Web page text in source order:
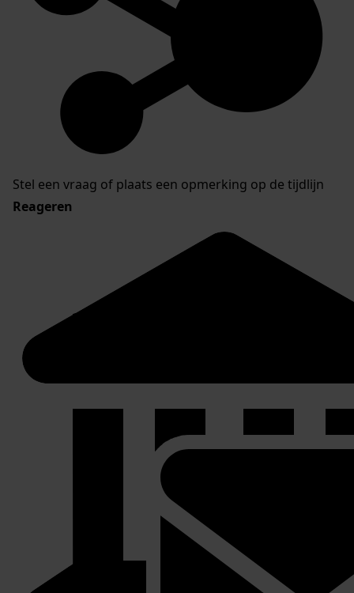
Stel een vraag of plaats een opmerking op de tijdlijn
Reageren